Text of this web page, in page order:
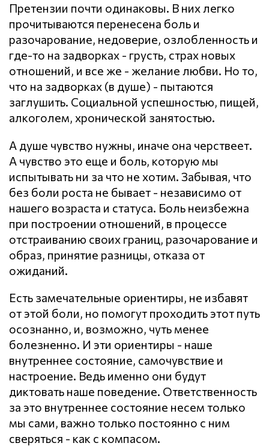
Претензии почти одинаковы. В них легко
прочитываются перенесена боль и
разочарование, недоверие, озлобленность и
где-то на задворках - грусть, страх новых
отношений, и все же - желание любви. Но то,
что на задворках (в душе) - пытаются
заглушить. Социальной успешностью, пищей,
алкоголем, хронической занятостью.
А душе чувство нужны, иначе она черствеет.
А чувство это еще и боль, которую мы
испытывать ни за что не хотим. Забывая, что
без боли роста не бывает - независимо от
нашего возраста и статуса. Боль неизбежна
при построении отношений, в процессе
отстраиванию своих границ, разочарование и
образ, принятие разницы, отказа от
ожиданий.
Есть замечательные ориентиры, не избавят
от этой боли, но помогут проходить этот путь
осознанно, и, возможно, чуть менее
болезненно. И эти ориентиры - наше
внутреннее состояние, самочувствие и
настроение. Ведь именно они будут
диктовать наше поведение. Ответственность
за это внутреннее состояние несем только
мы сами, важно только постоянно с ним
сверяться - как с компасом.